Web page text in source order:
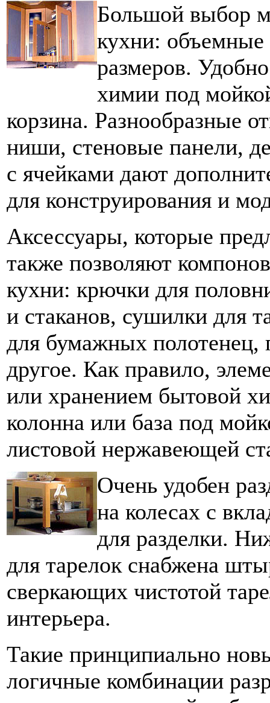
Большой выбор
кухни:
размеров.
химии под
корзина. Разнообразные
ниши, стеновые панели,
с ячейками дают
для конструирования и
Аксессуары, которые
также позволяют
кухни: крючки для
и стаканов, сушилки для
для бумажных полотенец,
другое. Как правило,
или хранением бытовой
колонна или база под
листовой нержавеющей
Очень удобен
на колесах с
для разделки.
для тарелок снабжена
сверкающих чистотой
интерьера.
Такие принципиально
логичные комбинации